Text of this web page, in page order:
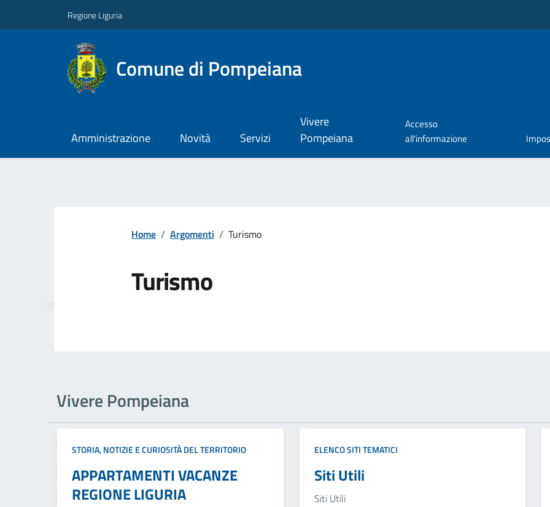
Regione Liguria
Comune di Pompeiana
Amministrazione Novità Servizi
Vivere
Pompeiana
Accesso
all'informazione
Home / Argomenti / Turismo
Turismo
Vivere Pompeiana
STORIA, NOTIZIE E CURIOSITÀ DEL TERRITORIO
APPARTAMENTI VACANZE
REGIONE LIGURIA
ELENCO SITI TEMATICI
Siti Utili
Siti Utili